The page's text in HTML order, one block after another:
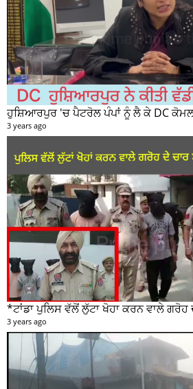
3 years ago
*ਟਾਂਡਾ ਪੁਲਿਸ ਵੱਲੋਂ ਲੁੱਟਾ ਖੋਹਾ ਕਰਨ ਵਾਲੇ
3 years ago